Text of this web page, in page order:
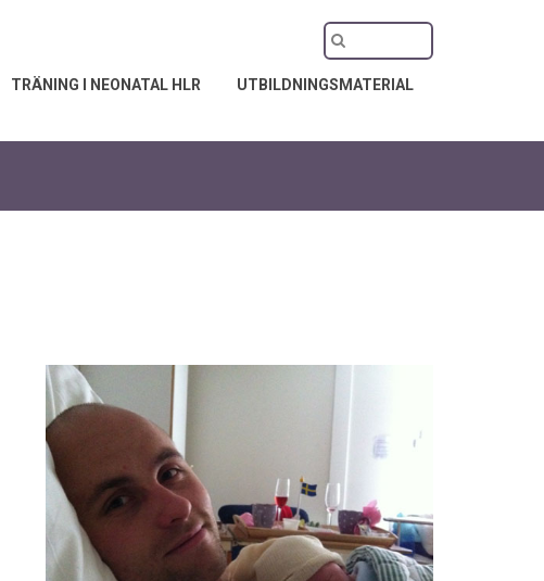
TRÄNING I NEONATAL HLR UTBILDNINGSMATERIAL